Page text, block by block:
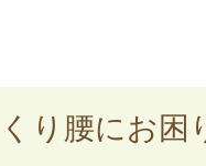
り腰にお困